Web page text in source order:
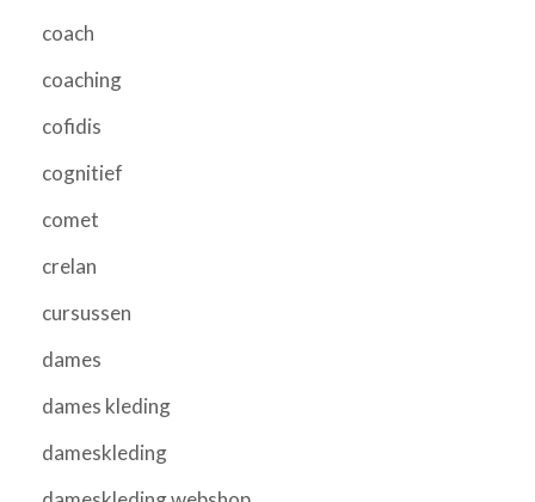
coach
coaching
cofidis
cognitief
comet
crelan
cursussen
dames
dames kleding
dameskleding